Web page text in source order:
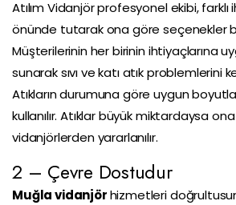
Atılım Vidanjör profesyonel ekibi, farklı
önünde tutarak ona göre seçenekler
Müşterilerinin her birinin ihtiyaçlarına
sunarak sıvı ve katı atık problemlerini
Atıkların durumuna göre uygun
kullanılır. Atıklar büyük miktardaysa
vidanjörlerden yararlanılır.
2 – Çevre Dostudur
Muğla vidanjörhizmetleri